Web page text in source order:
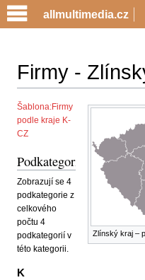
Firmy -
Jump
to
navigation
Jump
to
search
Zlínský kraj –
Šablona:Firmy
podle kraje K-
CZ
Podkategorie
Zobrazují se 4
podkategorie z
celkového
počtu 4
podkategorií v
této kategorii.
K
allmultimedia.cz